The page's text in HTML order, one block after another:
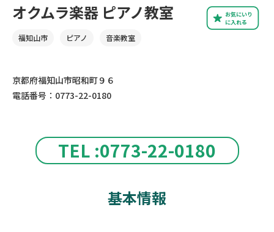
TEL :0773-22-0180
お気にいり
に入れる
オクムラ楽器 ピアノ教室
福知山市 ピアノ 音楽教室
京都府福知山市昭和町９６
電話番号：0773-22-0180
基本情報